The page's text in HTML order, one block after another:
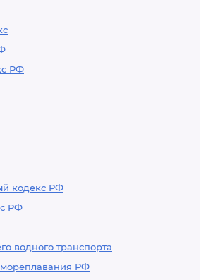
РФ
кодекс РФ
РФ
водного транспорта
мореплавания РФ